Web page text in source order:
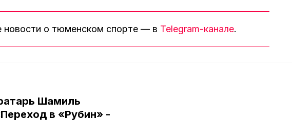
новости о тюменском спорте — в Telegram-канале.
Шамиль
в «Рубин» -